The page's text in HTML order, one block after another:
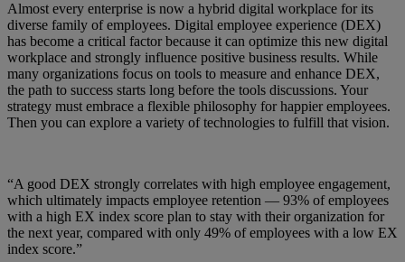
Almost every enterprise is now a hybrid digital workplace for its
diverse family of employees. Digital employee experience (DEX)
has become a critical factor because it can optimize this new digital
workplace and strongly influence positive business results. While
many organizations focus on tools to measure and enhance DEX,
the path to success starts long before the tools discussions. Your
strategy must embrace a flexible philosophy for happier employees.
Then you can explore a variety of technologies to fulfill that vision.
“A good DEX strongly correlates with high employee engagement,
which ultimately impacts employee retention — 93% of employees
with a high EX index score plan to stay with their organization for
the next year, compared with only 49% of employees with a low EX
index score.”